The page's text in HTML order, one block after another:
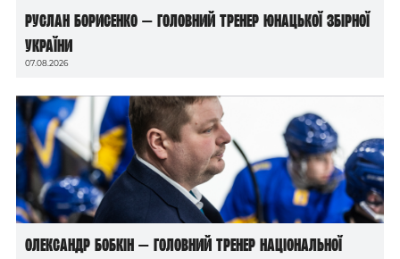
Руслан Борисенко — головний тренер юнацької збірної
України
07.08.2026
Олександр Бобкін — головний тренер національної